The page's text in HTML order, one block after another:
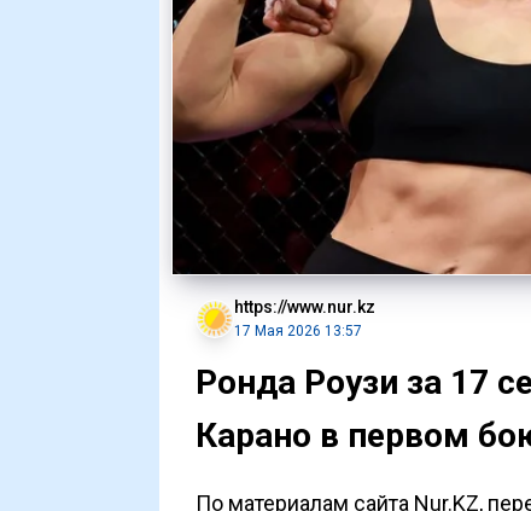
https://www.nur.kz
17 Мая 2026 13:57
Ронда Роузи за 17
Карано в первом
По материалам сайта Nur.KZ,